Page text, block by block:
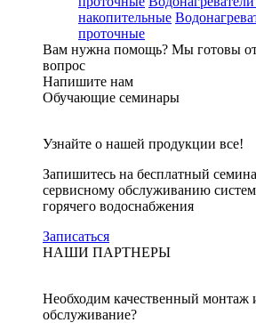
накопительные
проточные
Вам нужна помощь? Мы готовы
вопрос
Напишите нам
Обучающие семинары
Узнайте о нашей продукции все!
Запишитесь на бесплатный
сервисному обслуживанию
горячего водоснабжения
Записаться
НАШИ ПАРТНЕРЫ
Необходим качественный монтаж
обслуживание?